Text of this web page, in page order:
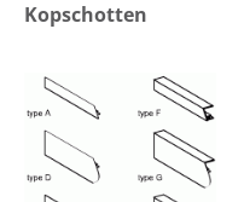
Kopschotten